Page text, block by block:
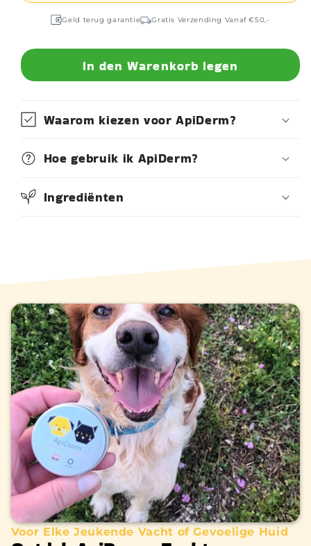
Geld terug garantie Gratis Verzending Vanaf €50,-
In den Warenkorb legen
Waarom kiezen voor ApiDerm?
Hoe gebruik ik ApiDerm?
Ingrediënten
Voor Elke Jeukende Vacht of Gevoelige Huid